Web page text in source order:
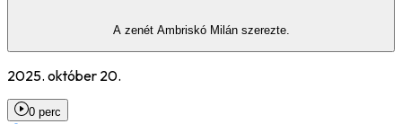
A zenét Ambriskó Milán szerezte.
2025. október 20.
0 perc